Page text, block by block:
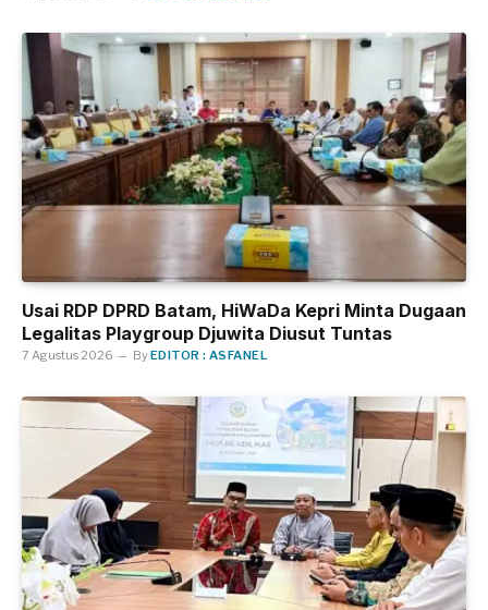
Usai RDP DPRD Batam, HiWaDa Kepri Minta Dugaan
Legalitas Playgroup Djuwita Diusut Tuntas
7 Agustus 2026 ByEDITOR : ASFANEL